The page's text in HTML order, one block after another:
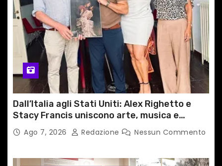
Dall’Italia agli Stati Uniti: Alex Righetto e
Stacy Francis uniscono arte, musica e
tecnologia in un nuovo progetto
internazionale”
Ago 7, 2026 Redazione Nessun Commento